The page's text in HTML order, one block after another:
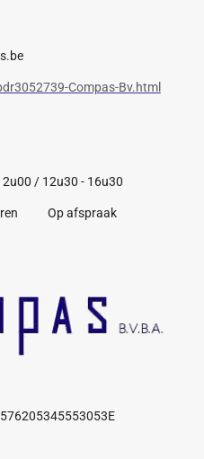
Compas-Bv.html
/ 12u30 - 16u30
Op afspraak